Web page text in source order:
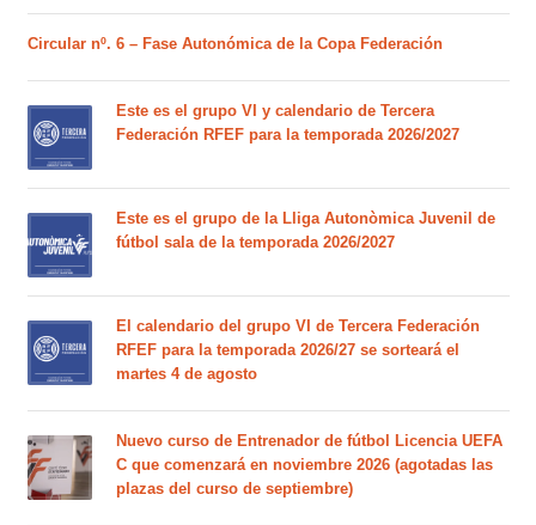
Circular nº. 6 – Fase Autonómica de la Copa Federación
Este es el grupo VI y calendario de Tercera
Federación RFEF para la temporada 2026/2027
Este es el grupo de la Lliga Autonòmica Juvenil de
fútbol sala de la temporada 2026/2027
El calendario del grupo VI de Tercera Federación
RFEF para la temporada 2026/27 se sorteará el
martes 4 de agosto
Nuevo curso de Entrenador de fútbol Licencia UEFA
C que comenzará en noviembre 2026 (agotadas las
plazas del curso de septiembre)